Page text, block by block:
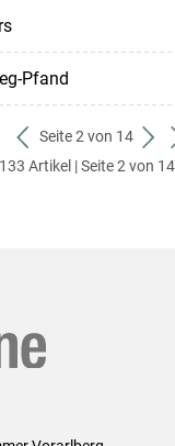
Pfand
ersten
zurück
zum
Seite 2 von 14
zum
133 Artikel | Seite 2 von 14